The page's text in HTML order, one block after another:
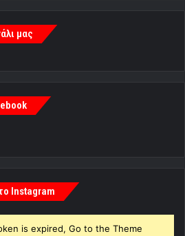
μας
Instagram
is expired, Go to the Theme